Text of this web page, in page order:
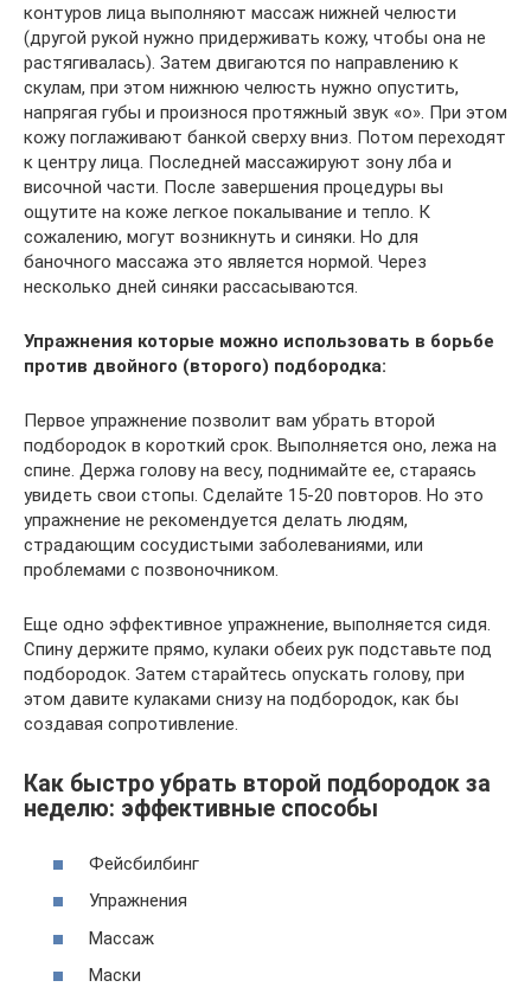
контуров лица выполняют массаж нижней челюсти
(другой рукой нужно придерживать кожу, чтобы она не
растягивалась). Затем двигаются по направлению к
скулам, при этом нижнюю челюсть нужно опустить,
напрягая губы и произнося протяжный звук «о». При этом
кожу поглаживают банкой сверху вниз. Потом переходят
к центру лица. Последней массажируют зону лба и
височной части. После завершения процедуры вы
ощутите на коже легкое покалывание и тепло. К
сожалению, могут возникнуть и синяки. Но для
баночного массажа это является нормой. Через
несколько дней синяки рассасываются.
Упражнения которые можно использовать в борьбе
против двойного (второго) подбородка:
Первое упражнение позволит вам убрать второй
подбородок в короткий срок. Выполняется оно, лежа на
спине. Держа голову на весу, поднимайте ее, стараясь
увидеть свои стопы. Сделайте 15-20 повторов. Но это
упражнение не рекомендуется делать людям,
страдающим сосудистыми заболеваниями, или
проблемами с позвоночником.
Еще одно эффективное упражнение, выполняется сидя.
Спину держите прямо, кулаки обеих рук подставьте под
подбородок. Затем старайтесь опускать голову, при
этом давите кулаками снизу на подбородок, как бы
создавая сопротивление.
Как быстро убрать второй подбородок за
неделю: эффективные способы
Фейсбилбинг
Упражнения
Массаж
Маски